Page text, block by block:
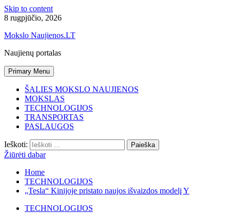
Skip to content
8 rugpjūčio, 2026
Mokslo Naujienos.LT
Naujienų portalas
Primary Menu
ŠALIES MOKSLO NAUJIENOS
MOKSLAS
TECHNOLOGIJOS
TRANSPORTAS
PASLAUGOS
Ieškoti:
Žiūrėti dabar
Home
TECHNOLOGIJOS
„Tesla“ Kinijoje pristato naujos išvaizdos modelį Y
TECHNOLOGIJOS